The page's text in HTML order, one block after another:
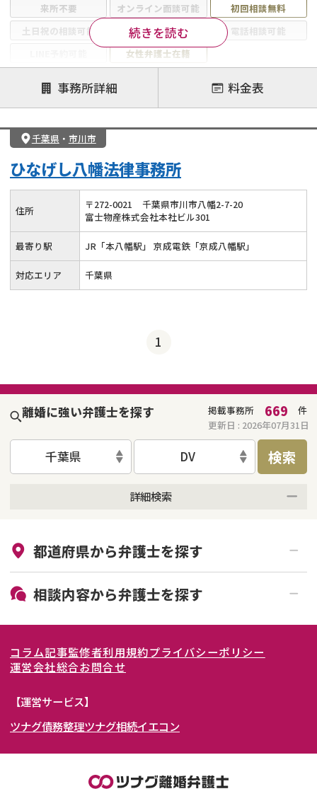
来所不要 オンライン面談可能
初回相談無料
土日祝の相談可能
19時以降電話可能
電話相談可能
女性弁護士在籍
注力案件
離婚前相談
離婚調停
離婚裁判
親権・面会交流権
DV
モラハラ
不貞・不倫慰謝料請求
財産分与
内縁の夫婦
続きを読む
事務所詳細 料金表
千葉県 ・ 市川市
ひなげし八幡法律事務所
住所 〒272-0021
千葉県市川市八幡2-7-20
富士物産株式会社本社ビル301
最寄り駅 JR「本八幡駅」 京成電鉄「京成八幡駅」
対応エリア 千葉県
1
離婚に強い弁護士を探す 掲載事務所 669
件
更新日 : 2026年07月31日
千葉県 DV 検索
詳細検索
初回相談無料
土日祝の相談可能
都道府県から弁護士を探す
北海道・東北
北海道 青森県
岩手県 宮城県
秋田県
福島県
関東
東京都 神奈川県
埼玉県
茨城県 群馬県
東海
愛知県
岐阜県 山梨県
関西
大阪府 京都府
奈良県
北陸・甲信越
石川県
相談内容から弁護士を探す
離婚裁判
親権・面会交流権
不貞・不倫慰謝料請求
養育費問題
財産分与
コラム記事監修者利用規約プライバシーポリシー
運営会社総合お問合せ
【運営サービス】
ツナグ債務整理ツナグ相続イエコン